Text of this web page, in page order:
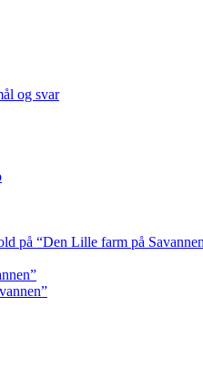
og svar
på “Den Lille farm på